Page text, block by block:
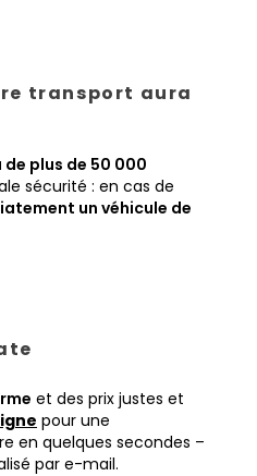
transport aura
plus de 50 000
sécurité : en cas de
un véhicule de
et des prix justes et
pour une
en quelques secondes –
par e-mail.